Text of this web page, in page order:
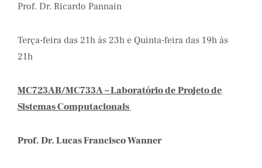
Prof. Dr. Ricardo Pannain
Terça-feira das 21h às 23h e Quinta-feira das 19h às
21h
MC723AB/MC733A – Laboratório de Projeto de
Sistemas Computacionais
Prof. Dr. Lucas Francisco Wanner